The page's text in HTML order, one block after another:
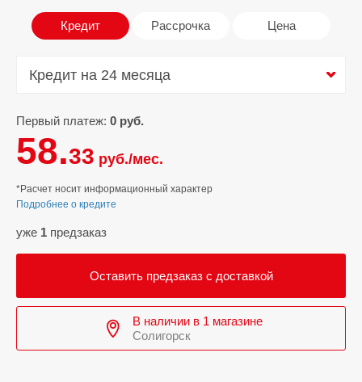
Кредит Рассрочка Цена
Кредит на 24 месяца
Первый платеж: 0 руб.
58.33 руб./мес.
*Расчет носит информационный характер
Подробнее о кредите
уже 1 предзаказ
Оставить предзаказ с доставкой
В наличии в 1 магазине
Солигорск
Кредит на 24 месяца